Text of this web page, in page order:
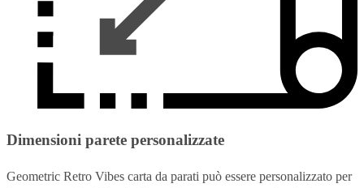
Dimensioni parete personalizzate
Geometric Retro Vibes carta da parati può essere personalizzato per